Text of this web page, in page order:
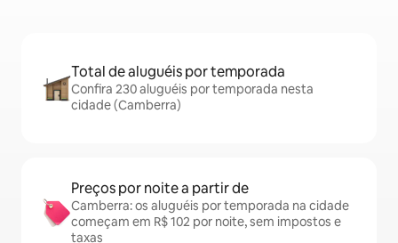
Total de aluguéis por temporada
Confira 230 aluguéis por temporada nesta
cidade (Camberra)
Preços por noite a partir de
Camberra: os aluguéis por temporada na cidade
começam em R$ 102 por noite, sem impostos e
taxas